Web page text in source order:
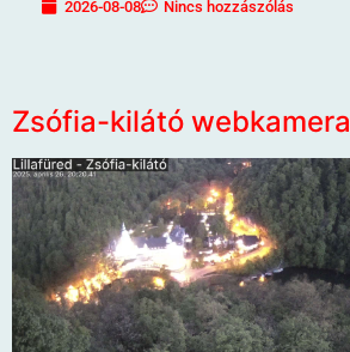
2026-08-08 Nincs hozzászólás
Zsófia-kilátó webkamera